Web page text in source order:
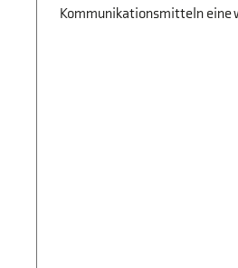
Kommunikationsmitteln eine